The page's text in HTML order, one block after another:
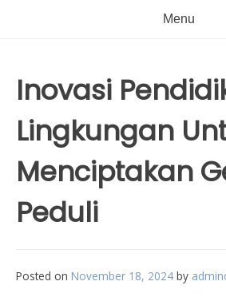
Menu
Inovasi
Lingkungan
Menciptakan
Peduli
Posted on November 18, 2024 by